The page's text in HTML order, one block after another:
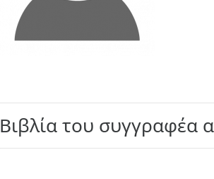
Βιβλία του συγγραφέα